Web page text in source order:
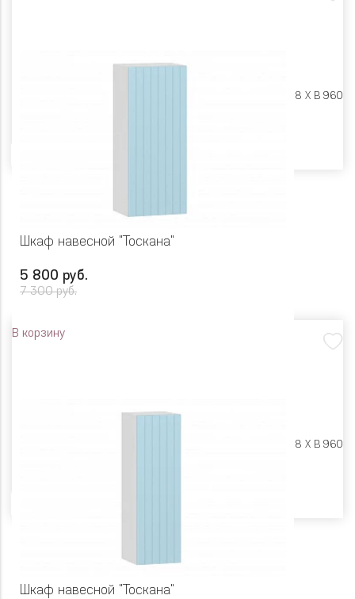
Ш 450 X Г 318 X В 960
Шкаф навесной "Тоскана"
5 800 руб.
7 300 руб.
В корзину
Ш 400 X Г 318 X В 960
Шкаф навесной "Тоскана"